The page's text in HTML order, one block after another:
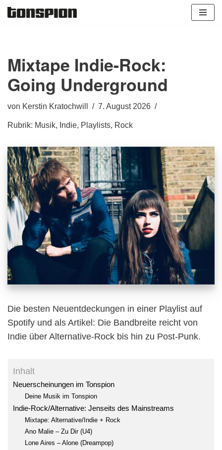
Mixtape Indie-Rock:
Going Underground
von Kerstin Kratochwill 7. August 2026
Rubrik: Musik, Indie, Playlists, Rock
Die besten Neuentdeckungen in einer Playlist auf
Spotify und als Artikel: Die Bandbreite reicht von
Indie über Alternative-Rock bis hin zu Post-Punk.
Inhalt
Neuerscheinungen im Tonspion
Deine Musik im Tonspion
Indie-Rock/Alternative: Jenseits des Mainstreams
Mixtape: Alternative/Indie + Rock
Ano Malie – Zu Dir (U4)
Lone Aires – Alone (Dreampop)